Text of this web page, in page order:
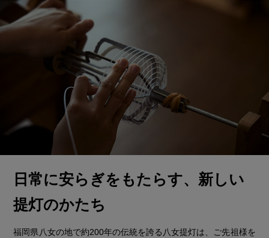
日常に安らぎをもたらす、新しい
提灯のかたち
福岡県八女の地で約200年の伝統を誇る八女提灯は、ご先祖様を